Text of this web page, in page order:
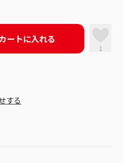
ートに入れる
1
する